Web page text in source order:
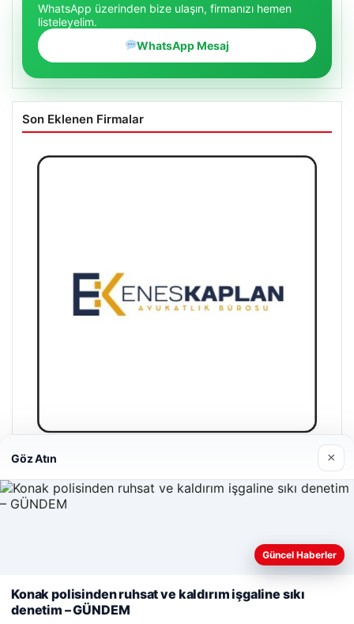
WhatsApp üzerinden bize ulaşın, firmanızı hemen
listeleyelim.
WhatsApp Mesaj
Son Eklenen Firmalar
Enes Kaplan Avukatlık Bürosu
28/04/2026
© 2026 Antalya – Güncel Haberler
Web sitemizi nasıl kullandığınızı daha iyi anlayabilmek,
kullanıyoruz.Çerez Politikamız
Göz Atın ×
Güncel Haberler
Konak polisinden ruhsat ve kaldırım işgaline sıkı
denetim – GÜNDEM